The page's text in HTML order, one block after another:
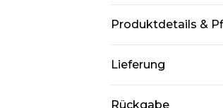
Produktdetails &
Lieferung
Deutschland
Rückgabe